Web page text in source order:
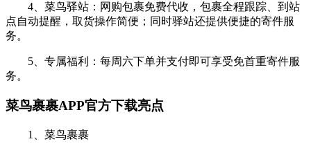
4、菜鸟驿站：网购包裹免费代收，包裹全程跟踪、到站
点自动提醒，取货操作简便；同时驿站还提供便捷的寄件服
务。
5、专属福利：每周六下单并支付即可享受免首重寄件服
务。
菜鸟裹裹APP官方下载亮点
1、菜鸟裹裹